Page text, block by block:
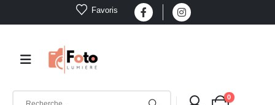
Favoris
0